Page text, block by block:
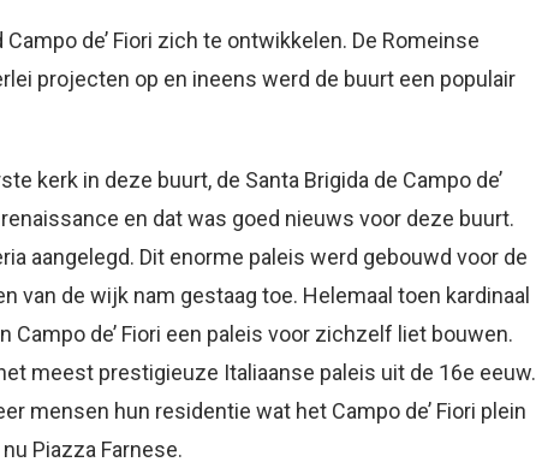
de’ Fiori zich te ontwikkelen. De Romeinse
projecten op en ineens werd de buurt een populair
kerk in deze buurt, de Santa Brigida de Campo de’
en dat was goed nieuws voor deze buurt.
aangelegd. Dit enorme paleis werd gebouwd voor de
van de wijk nam gestaag toe. Helemaal toen kardinaal
Campo de’ Fiori een paleis voor zichzelf liet bouwen.
meest prestigieuze Italiaanse paleis uit de 16e eeuw.
mensen hun residentie wat het Campo de’ Fiori plein
Piazza Farnese.